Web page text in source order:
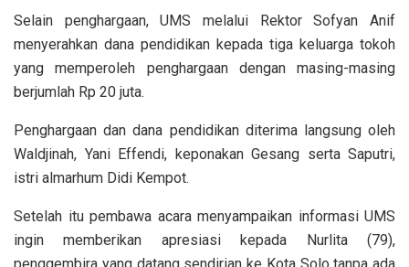
Selain penghargaan, UMS melalui Rektor Sofyan Anif
menyerahkan dana pendidikan kepada tiga keluarga tokoh
yang memperoleh penghargaan dengan masing-masing
berjumlah Rp 20 juta.
Penghargaan dan dana pendidikan diterima langsung oleh
Waldjinah, Yani Effendi, keponakan Gesang serta Saputri,
istri almarhum Didi Kempot.
Setelah itu pembawa acara menyampaikan informasi UMS
ingin memberikan apresiasi kepada Nurlita (79),